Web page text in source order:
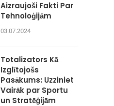
Aizraujoši Fakti Par
Tehnoloģijām
03.07.2024
Totalizators Kā
Izglītojošs
Pasākums: Uzziniet
Vairāk par Sportu
un Stratēģijām